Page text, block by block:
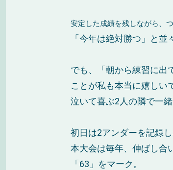
安定した成績を残しながら、
「今年は絶対勝つ」と
でも、「朝から練習に出
ことが私も本当に嬉しい
泣いて喜ぶ2人の隣で一
初日は2アンダーを記録
本大会は毎年、伸ばし合
「63」をマーク。